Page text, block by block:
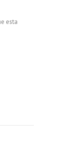
esta